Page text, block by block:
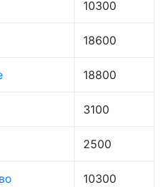
10300
18600
18800
3100
2500
10300